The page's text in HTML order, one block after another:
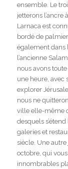
ensemble. Le
jetterons l’ancre
Larnaca est
bordé de
également dans
l’ancienne
nous avons
une heure, avec
explorer
nous ne
ville elle-même
desquels
galeries et
siècle. Une
octobre, qui
innombrables